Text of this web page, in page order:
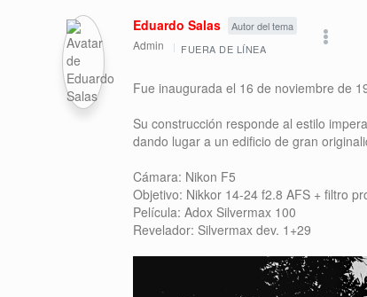
Eduardo Salas Autor del tema
Admin FUERA DE LÍNEA
Fue inaugurada el 16 de noviembre de
Su construcción responde al estilo
dando lugar a un edificio de gran
Cámara: Nikon F5
Objetivo: Nikkor 14-24 f2.8 AFS + filtro
Película: Adox Silvermax 100
Revelador: Silvermax dev. 1+29